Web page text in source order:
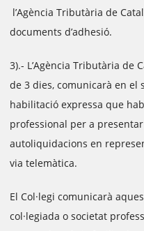
l’Agència Tributària de
documents d’adhesió.
3).- L’Agència Tributària de
de 3 dies, comunicarà en el
habilitació expressa que
professional per a
autoliquidacions en
via telemàtica.
El Col·legi comunicarà
col·legiada o societat